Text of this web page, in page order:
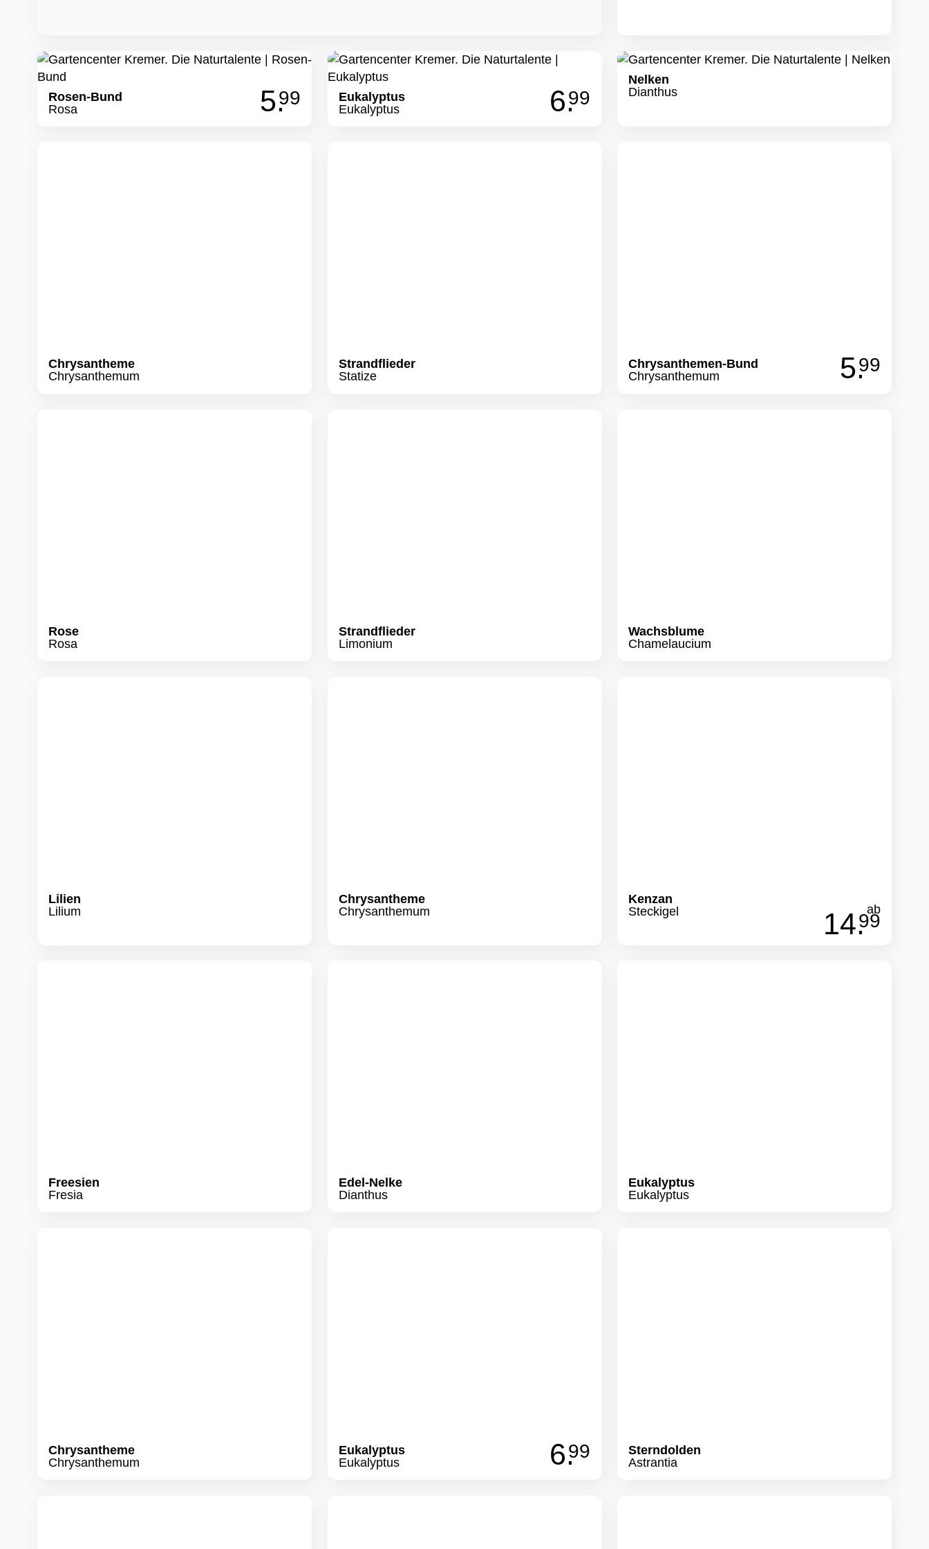
Rosen-Bund
Rosa
5.99
Eukalyptus
Eukalyptus
6.99
Nelken
Dianthus
Strandflieder
Statize
Chrysanthemen-Bund
Chrysanthemum
5.99
Rose
Rosa
Strandflieder
Limonium
Wachsblume
Chamelaucium
Lilien
Lilium
Chrysantheme
Chrysanthemum
Kenzan
Steckigel
ab
14.99
Freesien
Fresia
Edel-Nelke
Dianthus
Eukalyptus
Eukalyptus
Chrysantheme
Chrysanthemum
Eukalyptus
Eukalyptus
6.99
Sterndolden
Astrantia